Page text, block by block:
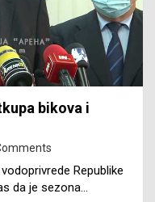
bikova i
Republike
da je sezona…